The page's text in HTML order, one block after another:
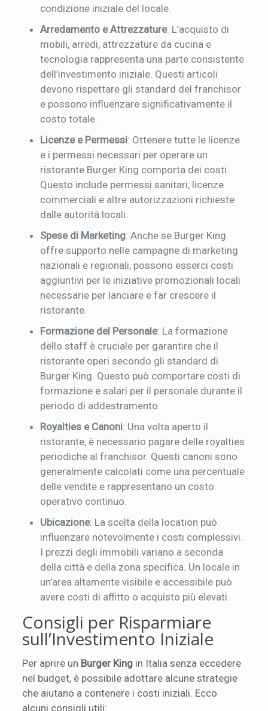
condizione iniziale del locale.
Arredamento e Attrezzature: L’acquisto di
mobili, arredi, attrezzature da cucina e
tecnologia rappresenta una parte consistente
dell’investimento iniziale. Questi articoli
devono rispettare gli standard del franchisor
e possono influenzare significativamente il
costo totale.
Licenze e Permessi: Ottenere tutte le licenze
e i permessi necessari per operare un
ristorante Burger King comporta dei costi.
Questo include permessi sanitari, licenze
commerciali e altre autorizzazioni richieste
dalle autorità locali.
Spese di Marketing: Anche se Burger King
offre supporto nelle campagne di marketing
nazionali e regionali, possono esserci costi
aggiuntivi per le iniziative promozionali locali
necessarie per lanciare e far crescere il
ristorante.
Formazione del Personale: La formazione
dello staff è cruciale per garantire che il
ristorante operi secondo gli standard di
Burger King. Questo può comportare costi di
formazione e salari per il personale durante il
periodo di addestramento.
Royalties e Canoni: Una volta aperto il
ristorante, è necessario pagare delle royalties
periodiche al franchisor. Questi canoni sono
generalmente calcolati come una percentuale
delle vendite e rappresentano un costo
operativo continuo.
Ubicazione: La scelta della location può
influenzare notevolmente i costi complessivi.
I prezzi degli immobili variano a seconda
della città e della zona specifica. Un locale in
un’area altamente visibile e accessibile può
avere costi di affitto o acquisto più elevati.
Consigli per Risparmiare
sull’Investimento Iniziale
Per aprire un Burger King in Italia senza eccedere
nel budget, è possibile adottare alcune strategie
che aiutano a contenere i costi iniziali. Ecco
alcuni consigli utili: